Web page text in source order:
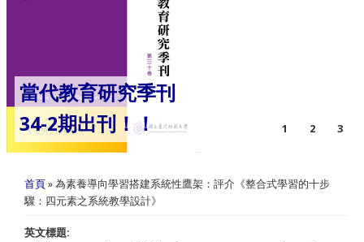
當代教育研究季刊
34-2期出刊！！
1 2 3
您在這裡
首頁 » 為素養導向學習搭建系統性鷹架：評介《整合式學習的十步
驟：四元素之系統教學設計》
英文標題: